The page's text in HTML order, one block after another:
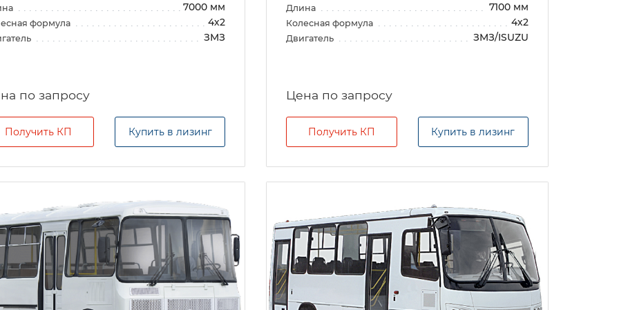
7000 мм
формула 4х2
ЗМЗ
по запросу
Получить КП Купить в лизинг
Длина 7100 мм
Колесная формула 4х2
Двигатель ЗМЗ/ISUZU
Цена по запросу
Получить КП Купить в лизинг